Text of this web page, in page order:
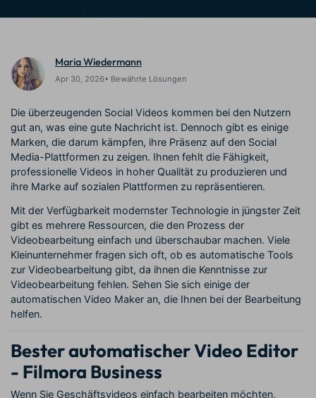
Videobearbeitungs-
können
Creator
Programm
Monetarisieren Sie
Ihren Einfluss mit Filmora
An Freunde empfehlen,
Belohnungen erhalten
Blog
Erfahren Sie, wie unsere
Kunden Erfolg haben
auf Unternehmensebene frei
Maria Wiedermann
Apr 30, 2026• Bewährte Lösungen
Die überzeugenden Social Videos kommen bei den Nutzern
gut an, was eine gute Nachricht ist. Dennoch gibt es einige
Marken, die darum kämpfen, ihre Präsenz auf den Social
Media-Plattformen zu zeigen. Ihnen fehlt die Fähigkeit,
professionelle Videos in hoher Qualität zu produzieren und
ihre Marke auf sozialen Plattformen zu repräsentieren.
Mit der Verfügbarkeit modernster Technologie in jüngster Zeit
gibt es mehrere Ressourcen, die den Prozess der
Videobearbeitung einfach und überschaubar machen. Viele
Kleinunternehmer fragen sich oft, ob es automatische Tools
zur Videobearbeitung gibt, da ihnen die Kenntnisse zur
Videobearbeitung fehlen. Sehen Sie sich einige der
automatischen Video Maker an, die Ihnen bei der Bearbeitung
helfen.
Bester automatischer Video Editor
- Filmora Business
Wenn Sie Geschäftsvideos einfach bearbeiten möchten,